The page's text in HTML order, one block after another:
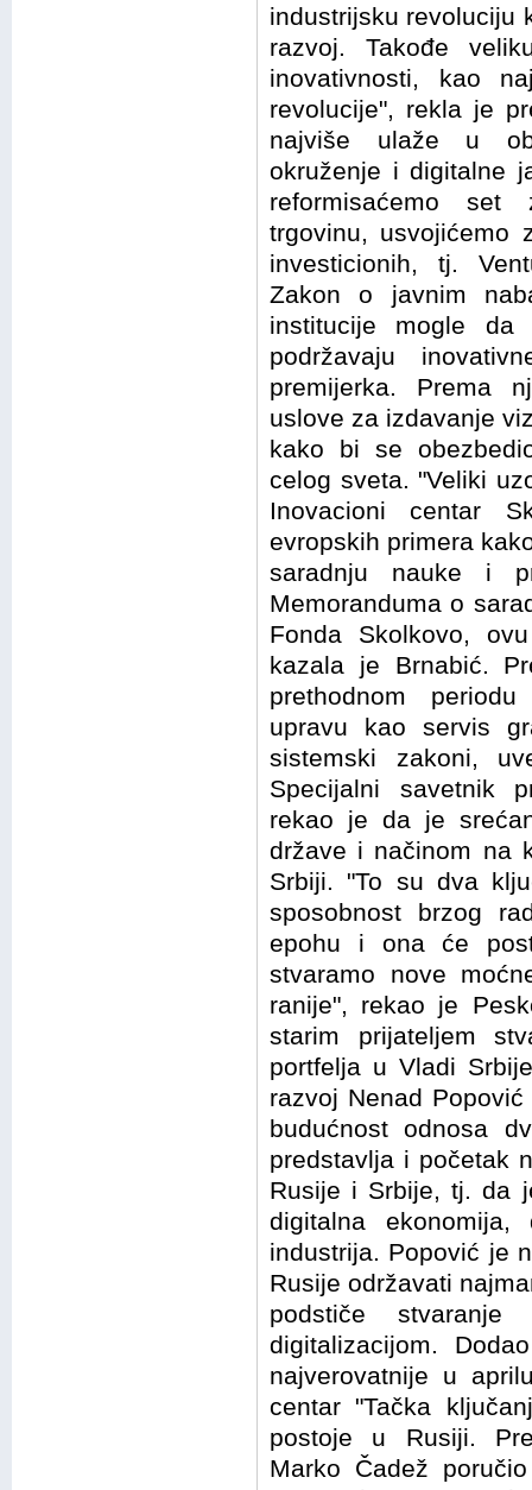
industrijsku revoluciju
razvoj. Takođe
inovativnosti, kao
revolucije", rekla je
najviše ulaže u
okruženje i digitalne
reformisaćemo set
trgovinu, usvojićemo
investicionih, tj.
Zakon o javnim
institucije mogle
podržavaju
premijerka. Prema
uslove za izdavanje
kako bi se
celog sveta. "Veliki
Inovacioni centar
evropskih primera
saradnju nauke i
Memoranduma o
Fonda Skolkovo,
kazala je Brnabić.
prethodnom
upravu kao servis
sistemski zakoni,
Specijalni savetnik
rekao je da je
države i načinom na
Srbiji. "To su dva
sposobnost brzog
epohu i ona će
stvaramo nove
ranije", rekao je
starim prijateljem
portfelja u Vladi
razvoj Nenad
budućnost odnosa
predstavlja i početak
Rusije i Srbije, tj. da
digitalna
industrija. Popović je
Rusije održavati
podstiče
digitalizacijom.
najverovatnije u
centar "Tačka
postoje u Rusiji.
Marko Čadež